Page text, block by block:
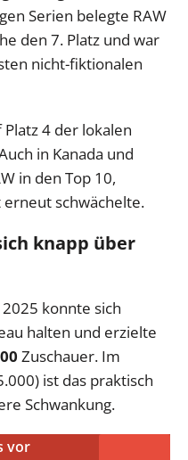
Serien belegte RAW
den 7. Platz und war
nicht-fiktionalen
Platz 4 der lokalen
in Kanada und
in den Top 10,
schwächelte.
knapp über
konnte sich
halten und erzielte
Zuschauer. Im
ist das praktisch
Schwankung.
vor